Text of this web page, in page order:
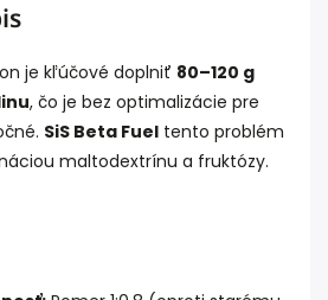
je kľúčové doplniť 80–120 g
, čo je bez optimalizácie pre
SiS Beta Fuel tento problém
maltodextrínu a fruktózy.